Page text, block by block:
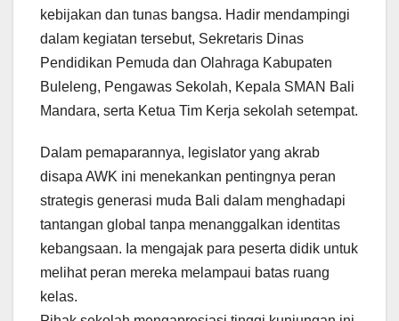
kebijakan dan tunas bangsa. Hadir mendampingi
dalam kegiatan tersebut, Sekretaris Dinas
Pendidikan Pemuda dan Olahraga Kabupaten
Buleleng, Pengawas Sekolah, Kepala SMAN Bali
Mandara, serta Ketua Tim Kerja sekolah setempat.
​Dalam pemaparannya, legislator yang akrab
disapa AWK ini menekankan pentingnya peran
strategis generasi muda Bali dalam menghadapi
tantangan global tanpa menanggalkan identitas
kebangsaan. Ia mengajak para peserta didik untuk
melihat peran mereka melampaui batas ruang
kelas.